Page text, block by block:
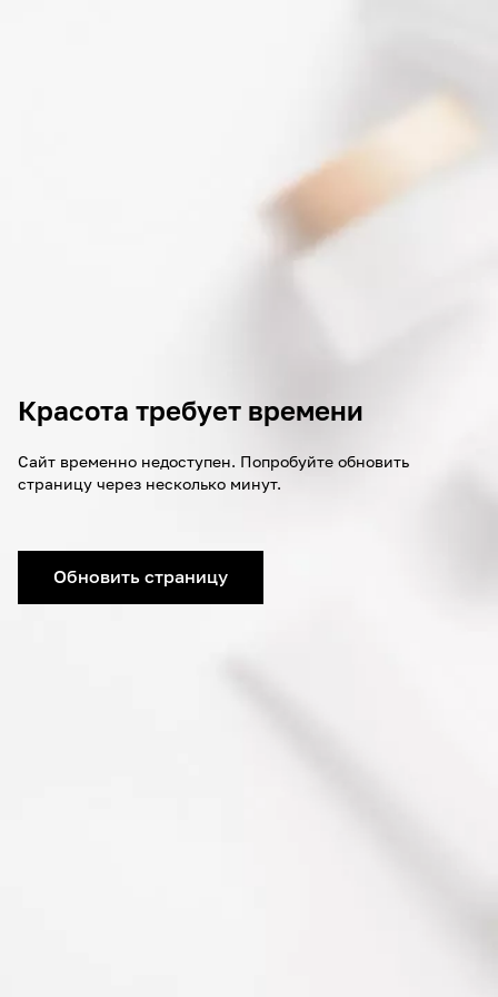
Красота требует времени
Сайт временно недоступен. Попробуйте обновить
страницу через несколько минут.
Обновить страницу